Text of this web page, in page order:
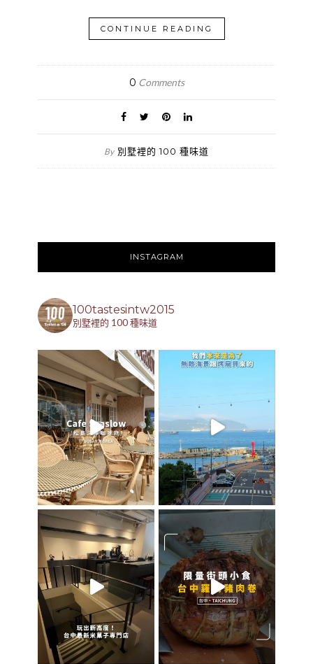
CONTINUE READING
0 Comments
By 別墅裡的 100 種味道
INSTAGRAM
100tastesintw2015
別墅裡的 100 種味道